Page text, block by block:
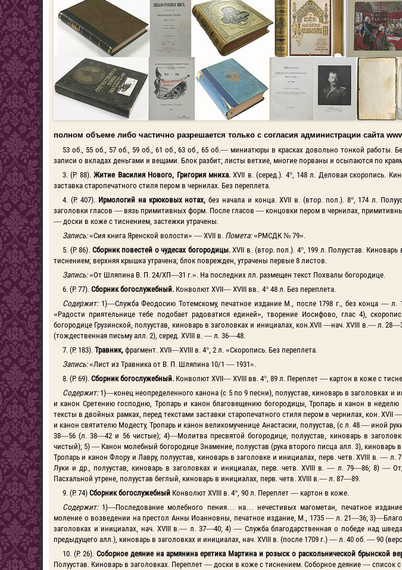
полном объеме либо частично разрешается только с согласия администрации сайта
53 об., 55 об., 57 об., 59 об., 61 об., 63 об., 65 об.— миниатюры в красках довольно тонкой работы.
записи о вкладах деньгами и вещами. Блок разбит; листы ветхие, многие порваны и осыпаются по
3. (Р. 88).Житие Василия Нового, Григория мниха.XVII в. (серед.). 4°, 148 л. Деловая скоропись.
заставка старопечатного стиля пером в чернилах. Без переплета.
4. (Р. 407).Ирмологий на крюковых нотах,без начала и конца. XVII в. (втор. пол.). 8°, 174 л.
заголовки гласов — вязь примитивных форм. После гласов — концовки пером в чернилах,
— доски в коже с тиснением, застежки утрачены.
Запись:«Сия книга Яренской волости» — XVII в. Помета:«РМСДК № 79».
5. (Р. 86). Сборник повестей о чудесах богородицы.XVII в. (втор. пол.). 4°, 199 л. Полуустав.
тиснением; верхняя крышка утрачена; блок поврежден, утрачены первые 8 листов.
Запись:«От Шляпина В. П. 24/ХП—31 г.». На последних лл. размещен текст Похвалы богородице.
6. (Р. 77). Сборник богослужебный. Конволют XVII— XVIII вв.. 4° 48 л. Без переплета.
Содержит: 1)—Служба Феодосию Тотемскому, печатное издание М., после 1798 г., без конца —
«Радости приятельнице тебе подобает радоватися единей», творение Иосифово, глас 4),
богородице Грузинской, полуустав, киноварь в заголовках и инициалах, кон.XVII —нач. XVIII в.— л.
(тождественная письму алл. 2), серед. XVIII в. — л. 36—48.
7. (Р. 183). Травник, фрагмент. XVII—XVIII в. 4°, 2 л. «Скоропись. Без переплета.
Запись:«Лист из Травника от В. П. Шляпина 10/1 — 1931».
8. (P. 69). Сборник богослужебный. Конволют XVII— XVIII вв. 4°, 89 л. Переплет — картон в коже с
Содержит: 1)—конец неопределенного канона (с 5 по 9 песни), полуустав, киноварь в заголовках
и канон Сретению господню, Тропарь и канон благовещению богородицы, Тропарь и канон в неделю
тексты в двойных рамках, перед текстами заставки старопечатного стиля пером в чернилах, кон.
и канон святителю Модесту, Тропарь и канон великомученице Анастасии, полуустав, (с л. 48 — иной
38—56 (л. 38—42 и 56 чистые); 4)—Молитва пресвятой богородице, полуустав, киноварь в
чистый); 5) — Канон молебный богородице Знамение, полуустав (рука второго писца алл. 3),
Тропарь и канон Флору и Лавру, полуустав, киноварь в заголовке и инициалах, перв. четв. XVIII в. —
Луки и др., полуустав, киноварь в заголовках и инициалах, перв. четв. XVIII в. — л. 79—86; 8) —
Пасхальной утрене, полуустав беглый, киноварь в инициалах, перв. четв. XVIII в.— л. 87—89.
9. (Р. 74) Сборник богослужебный Конволют XVIII в. 4°, 90 л. Переплет — картон в коже.
Содержит: 1)—Последование молебного пения… на… нечестивых магометан, печатное
моление о возведении на престол Анны Иоанновны, печатное издание, М., 1735 — л. 21—36;
заголовках и инициалах, нач. XVIII в.— л. 37—40; 4) — Служба благодарственная о победе над
предыдущего алл.), киноварь в заголовках и инициалах, нач. XVIII в. (после 1709 г.) — л. 40 об. — 90
10. (Р. 26).Соборное деяние на армянина еретика Мартина и розыск о раскольнической брынской
Полуустав. Киноварь в заголовках. Переплет — доски в коже с тиснением. Соборное деяние — список